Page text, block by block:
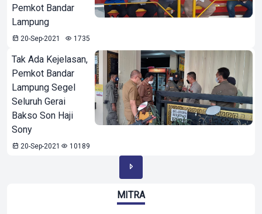
Pemkot Bandar
Lampung
20-Sep-2021 1735
Tak Ada Kejelasan,
Pemkot Bandar
Lampung Segel
Seluruh Gerai
Bakso Son Haji
Sony
20-Sep-2021 10189
MITRA